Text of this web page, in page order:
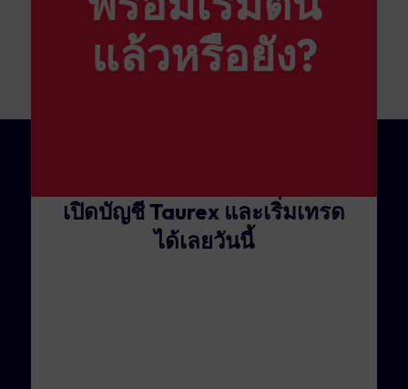
SGD/JPY คืออะไร?
แล้วหรือยัง?
เปิดบัญชี Taurex และเริ่มเทรด
ได้เลยวันนี้